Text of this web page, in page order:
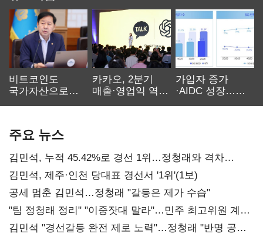
비트코인도
국가자산으로…'
카카오, 2분기
매출·영업익 역대
가입자 증가
·AIDC 성장…
주요 뉴스
김민석, 누적 45.42%로 경선 1위…정청래와 격차
0.86%p(2보)
김민석, 제주·인천 당대표 경선서 '1위'(1보)
공세 멈춘 김민석…정청래 "갈등은 제가 수습"
"팀 정청래 정리" "이중잣대 말라"…민주 최고위원 계파
다툼 격화
김민석 "경선갈등 완전 제로 노력"…정청래 "반명 공세